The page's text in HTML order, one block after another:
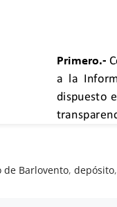
de Barlovento,depósito,